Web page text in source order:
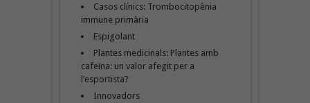
Casos clínics: Trombocitopènia
immune primària
Espigolant
Plantes medicinals: Plantes amb
cafeïna: un valor afegit per a
l’esportista?
Innovadors